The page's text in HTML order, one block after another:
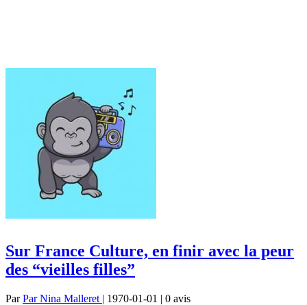
Sur France Culture, en finir avec la peur
des “vieilles filles”
ParPar Nina Malleret | 1970-01-01 | 0 avis